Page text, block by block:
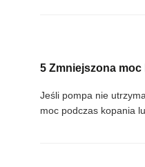
5 Zmniejszona moc
Jeśli pompa nie
moc podczas kopania